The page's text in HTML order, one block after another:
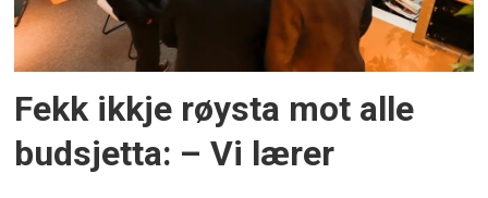
Fekk ikkje røysta mot alle
budsjetta: – Vi lærer